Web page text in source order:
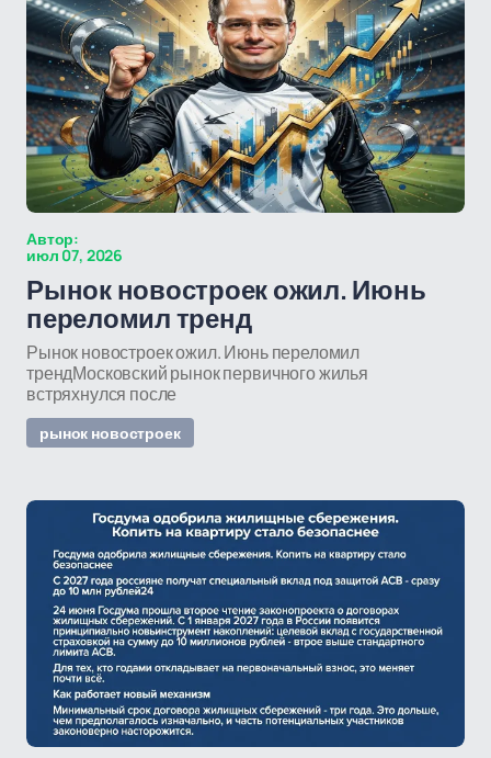
Автор:
июл 07, 2026
Рынок новостроек ожил. Июнь
переломил тренд
Рынок новостроек ожил. Июнь переломил
трендМосковский рынок первичного жилья
встряхнулся после
рынок новостроек